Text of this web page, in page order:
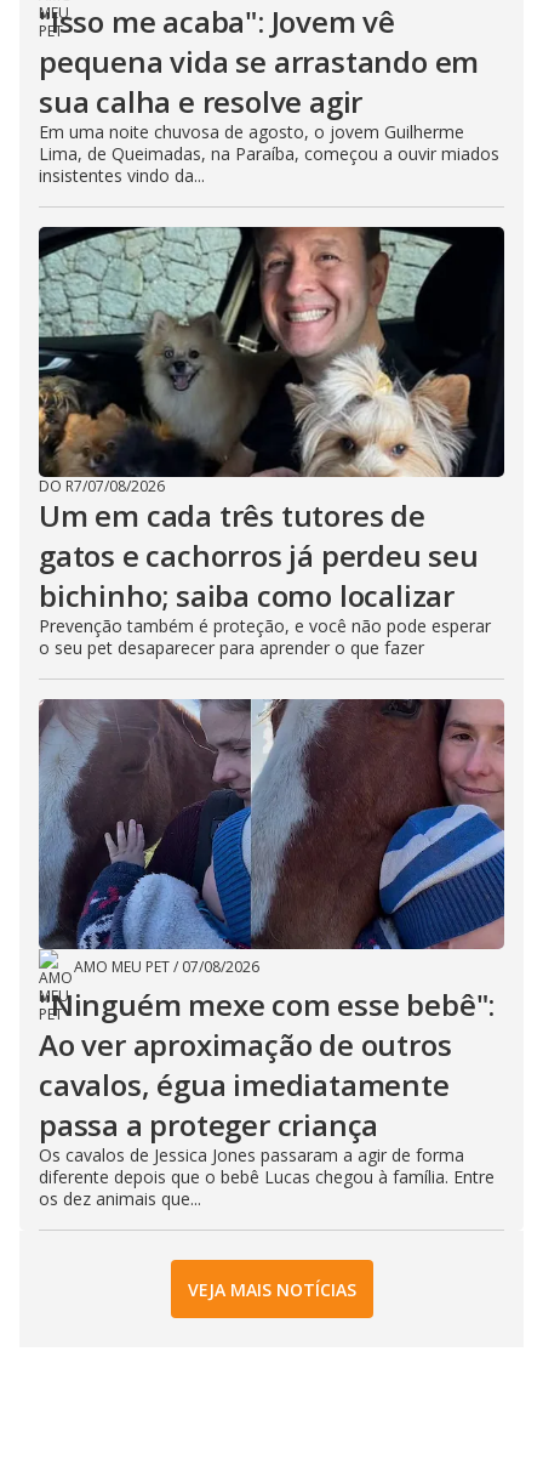
"Isso me acaba": Jovem vê
pequena vida se arrastando em
sua calha e resolve agir
Em uma noite chuvosa de agosto, o jovem Guilherme
Lima, de Queimadas, na Paraíba, começou a ouvir miados
insistentes vindo da...
DO R7/07/08/2026
Um em cada três tutores de
gatos e cachorros já perdeu seu
bichinho; saiba como localizar
Prevenção também é proteção, e você não pode esperar
o seu pet desaparecer para aprender o que fazer
AMO MEU PET/ 07/08/2026
"Ninguém mexe com esse bebê":
Ao ver aproximação de outros
cavalos, égua imediatamente
passa a proteger criança
Os cavalos de Jessica Jones passaram a agir de forma
diferente depois que o bebê Lucas chegou à família. Entre
os dez animais que...
VEJA MAIS NOTÍCIAS